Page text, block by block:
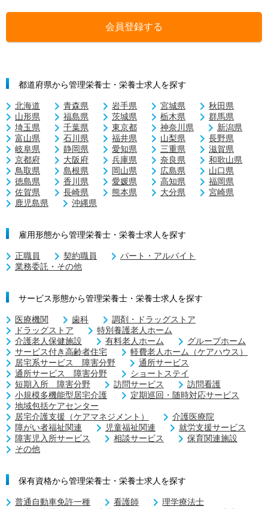
会員登録する
都道府県から管理栄養士・栄養士求人を探す
北海道 青森県 岩手県 宮城県
秋田県
山形県
福島県 茨城県 栃木県
群馬県
埼玉県
千葉県 東京都 神奈川県
新潟県
富山県
石川県 福井県 山梨県
長野県
岐阜県
静岡県 愛知県 三重県
滋賀県
京都府
大阪府 兵庫県 奈良県
和歌山県
鳥取県
島根県 岡山県 広島県
山口県
徳島県
香川県 愛媛県 高知県
福岡県
佐賀県
長崎県 熊本県 大分県
宮崎県
鹿児島県
沖縄県
雇用形態から管理栄養士・栄養士求人を探す
正職員 契約職員
パート・アルバイト
業務委託・その他
サービス形態から管理栄養士・栄養士求人を探す
医療機関 歯科
調剤・ドラッグストア
ドラッグストア
特別養護老人ホーム
介護老人保健施設
有料老人ホーム
グループホーム
サービス付き高齢者住宅
軽費老人ホーム（ケアハウス）
居宅系サービス 障害分野
通所サービス
通所サービス 障害分野
ショートステイ
短期入所 障害分野
訪問サービス
訪問看護
小規模多機能型居宅介護
定期巡回・随時対応サービス
地域包括ケアセンター
居宅介護支援（ケアマネジメント）
介護医療院
障がい者福祉関連
児童福祉関連
就労支援サービス
障害児入所サービス
相談サービス
保育関連施設
その他
保有資格から管理栄養士・栄養士求人を探す
普通自動車免許一種 看護師
理学療法士